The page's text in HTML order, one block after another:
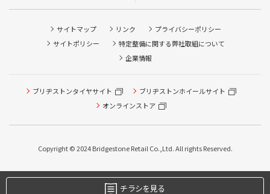
サイトマップ リンク
プライバシーポリシー
サイトポリシー
特定整備に関する弊社取組について
企業情報
ブリヂストンタイヤサイト
ブリヂストンホイールサイト
オンラインストア
Copyright © 2024 Bridgestone Retail Co.,Ltd. All rights Reserved.
チラシを見る